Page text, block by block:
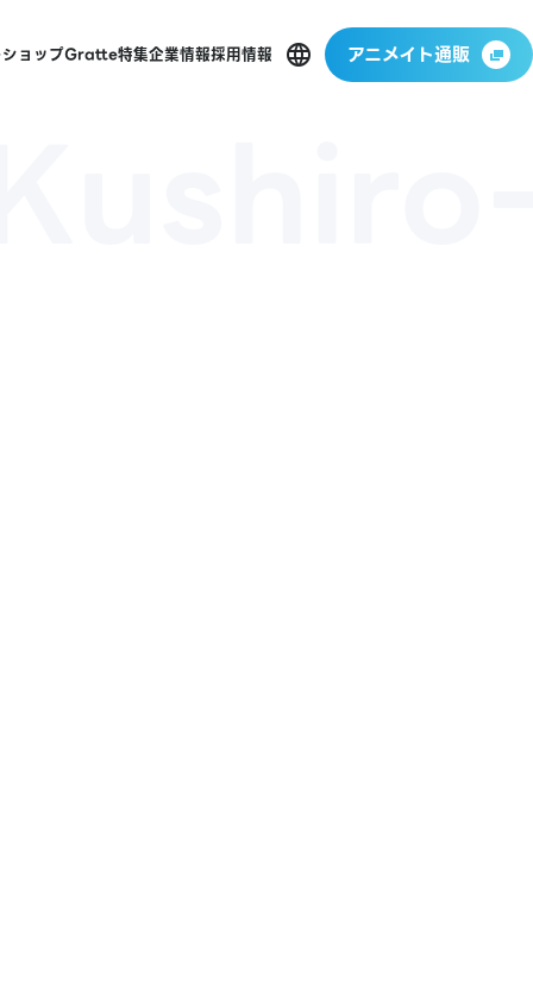
ョップGratte特集企業情報採用情報 アニメイト通販